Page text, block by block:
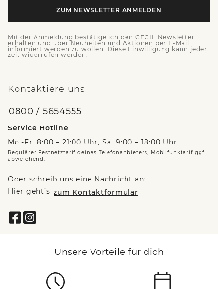
ZUM NEWSLETTER ANMELDEN
Mit der Anmeldung bestätige ich den CECIL Newsletter
erhalten und über Neuheiten und Aktionen per E-Mail
informiert werden zu wollen. Diese Einwilligung kann jeder
zeit widerrufen werden.
Kontaktiere uns
0800 / 5654555
Service Hotline
Mo.-Fr. 8:00 – 21:00 Uhr, Sa. 9:00 – 18:00 Uhr
Regulärer Festnetztarif deines Telefonanbieters, Mobilfunktarif ggf.
abweichend.
Oder schreib uns eine Nachricht an:
Hier geht’s zum Kontaktformular
Unsere Vorteile für dich